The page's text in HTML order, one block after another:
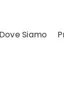
Dove Siamo